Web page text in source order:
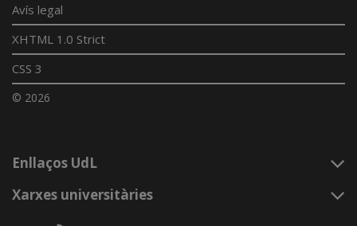
Avís legal
XHTML 1.0 Strict
CSS 3
© 2026
Enllaços UdL
Xarxes universitàries